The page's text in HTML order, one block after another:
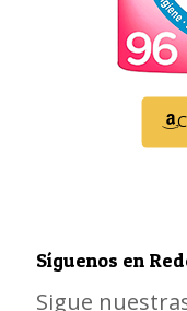
Síguenos en
Sigue